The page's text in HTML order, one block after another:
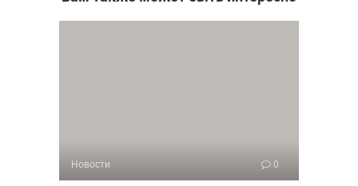
Новости 0